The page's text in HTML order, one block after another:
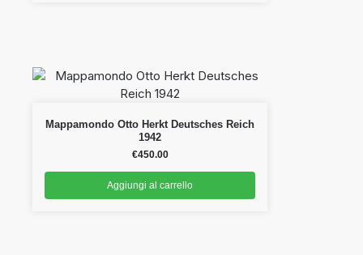
Mappamondo Otto Herkt Deutsches Reich
1942
€450.00
Aggiungi al carrello